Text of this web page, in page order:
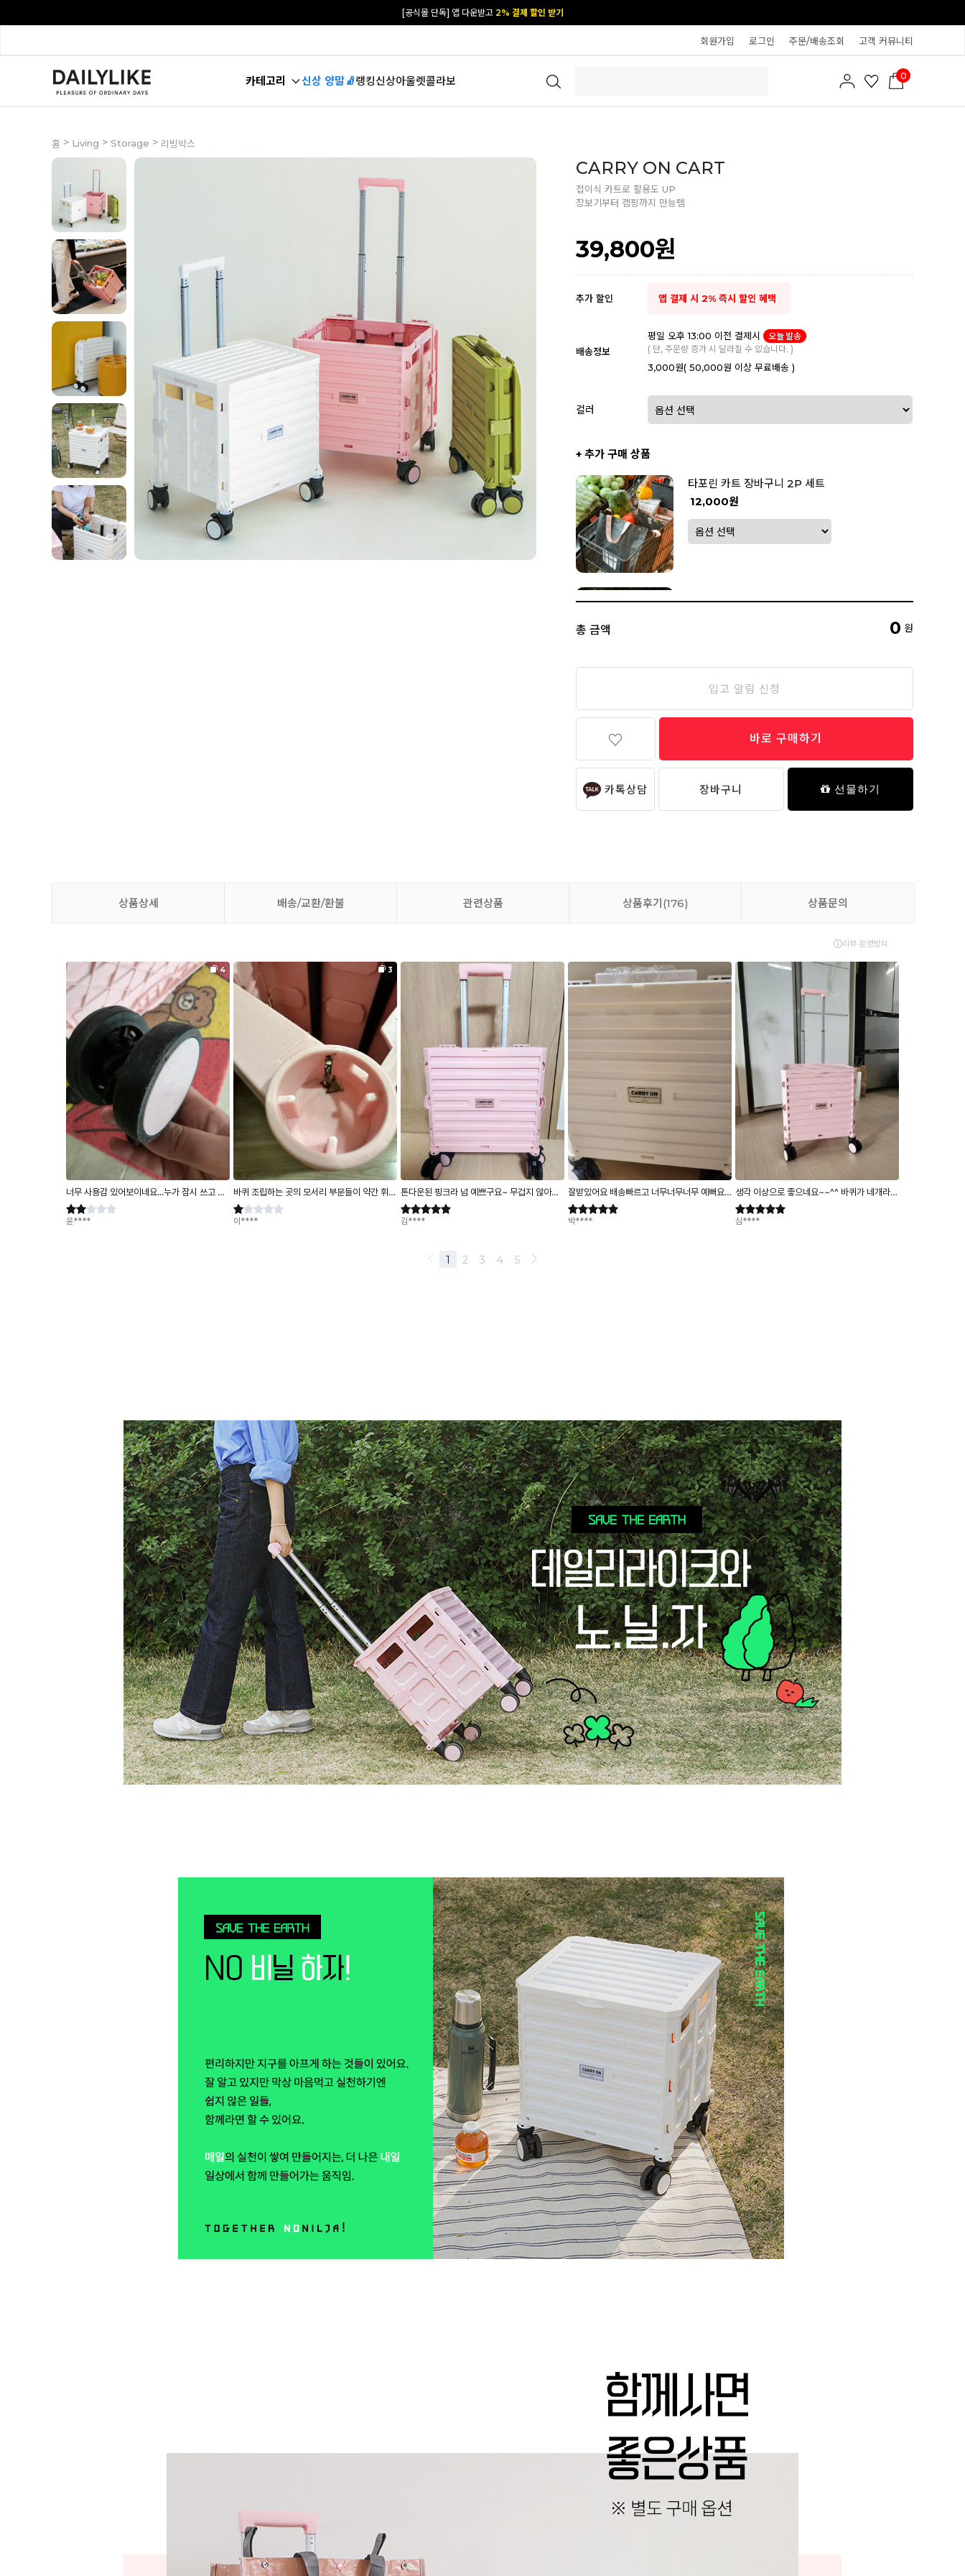
카카오 플친 추가하면1천원 즉시 할인 쿠폰
회원가입 로그인 주문/배송조회 고객 커뮤니티
카테고리 신상 양말🧦랭킹신상아울렛콜라보 0
홈 > Living > Storage > 리빙박스
CARRY ON CART
접이식 카트로 활용도 UP
장보기부터 캠핑까지 만능템
39,800원
추가 할인 앱 결제 시 2% 즉시 할인 혜택
배송정보
평일 오후 13:00 이전 결제시
오늘 발송
( 단, 주문량 증가 시 달라질 수 있습니다. )
3,000원( 50,000원 이상 무료배송 )
컬러
+ 추가 구매 상품
타포린 카트 장바구니 2P 세트
12,000원
마이 버디 스텐 머그컵 4P 세트
추가 담기
총 금액 0 원
입고 알림 신청
바로 구매하기
카톡상담 장바구니 선물하기
상품상세 배송/교환/환불 관련상품 상품후기(176) 상품문의